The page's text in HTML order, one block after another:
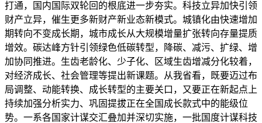
打通，国内国际双轮回的根底进一步夯实。科技立异加快引领
财产立异，催生更多新财产新业态新模式。城镇化由快速增加
期转向不变成长期，城市成长从大规模增量扩张转向存量提质
增效。碳达峰方针引领绿色低碳转型，降碳、减污、扩绿、增
加协同推进。生齿老龄化、少子化、区域生齿增减分化较着，
对经济成长、社会管理等提出新课题。从我省看，既要迈过布
局调整、动能转换、成长转型的主要关口，又要正在新起点上
持续加强分析实力、巩固提拔正在全国成长款式中的能级位
势。一系各国家计谋交汇叠加并深切实施，一批国度计谋科技